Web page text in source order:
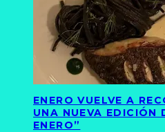
ENERO VUELVE A
UNA NUEVA EDICIÓN
ENERO”